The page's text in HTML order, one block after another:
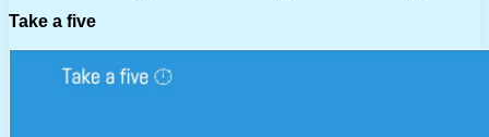
Take a five